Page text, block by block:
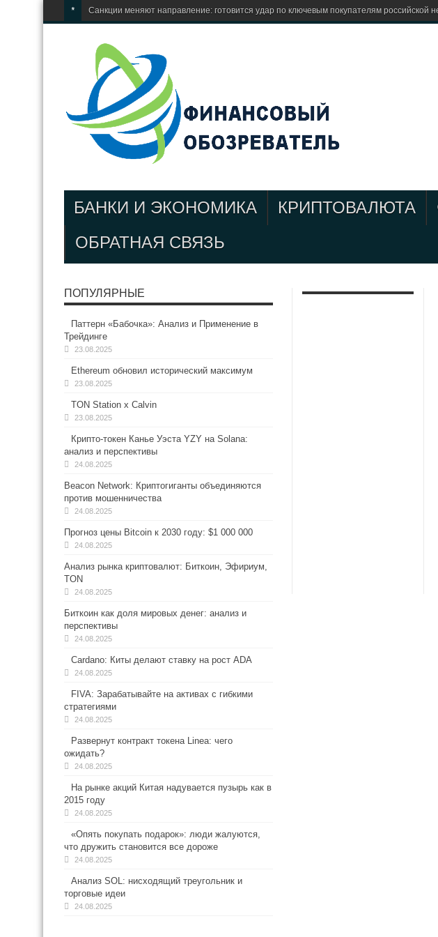
* Санкции меняют направление: готовится удар по ключевым покупателям российской
БАНКИ И ЭКОНОМИКА КРИПТОВАЛЮТА
ОБРАТНАЯ СВЯЗЬ
ПОПУЛЯРНЫЕ
Паттерн «Бабочка»: Анализ и Применение в
Трейдинге
23.08.2025
Ethereum обновил исторический максимум
23.08.2025
TON Station x Calvin
23.08.2025
Крипто-токен Канье Уэста YZY на Solana:
анализ и перспективы
24.08.2025
Beacon Network: Криптогиганты объединяются
против мошенничества
24.08.2025
Прогноз цены Bitcoin к 2030 году: $1 000 000
24.08.2025
Анализ рынка криптовалют: Биткоин, Эфириум,
TON
24.08.2025
Биткоин как доля мировых денег: анализ и
перспективы
24.08.2025
Cardano: Киты делают ставку на рост ADA
24.08.2025
FIVA: Зарабатывайте на активах с гибкими
стратегиями
24.08.2025
Развернут контракт токена Linea: чего
ожидать?
24.08.2025
На рынке акций Китая надувается пузырь как в
2015 году
24.08.2025
«Опять покупать подарок»: люди жалуются,
что дружить становится все дороже
24.08.2025
Анализ SOL: нисходящий треугольник и
торговые идеи
24.08.2025